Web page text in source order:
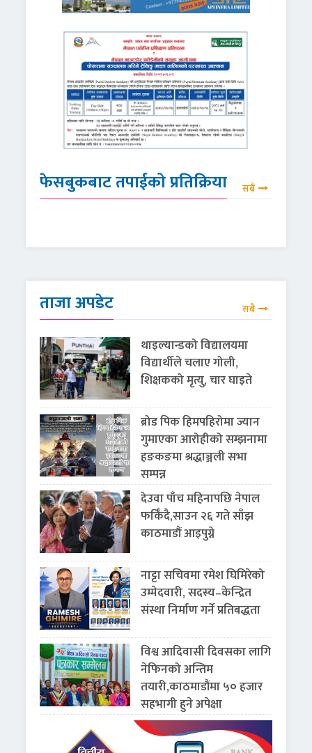
फेसबुकबाट तपाईको प्रतिक्रिया सबै
ताजा अपडेट सबै
थाइल्यान्डको विद्यालयमा
विद्यार्थीले चलाए गोली,
शिक्षकको मृत्यु, चार घाइते
ब्रोड पिक हिमपहिरोमा ज्यान
गुमाएका आरोहीको सम्झनामा
हङकङमा श्रद्धाञ्जली सभा
सम्पन्न
देउवा पाँच महिनापछि नेपाल
फर्किँदै,साउन २६ गते साँझ
काठमाडौं आइपुग्ने
नाट्टा सचिवमा रमेश घिमिरेको
उम्मेदवारी, सदस्य–केन्द्रित
संस्था निर्माण गर्ने प्रतिबद्धता
विश्व आदिवासी दिवसका लागि
नेफिनको अन्तिम
तयारी,काठमाडौंमा ५० हजार
सहभागी हुने अपेक्षा